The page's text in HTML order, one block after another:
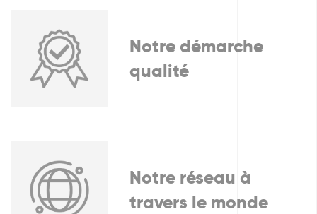
Notre démarche
qualité
Notre réseau à
travers le monde